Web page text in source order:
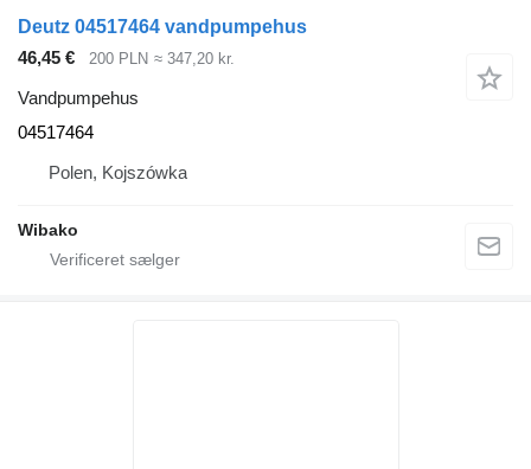
Deutz 04517464 vandpumpehus
46,45 €
200 PLN ≈ 347,20 kr.
Vandpumpehus
04517464
Polen, Kojszówka
Wibako